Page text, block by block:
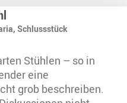
Schlussstück
Stühlen – so in
eine
grob beschreiben.